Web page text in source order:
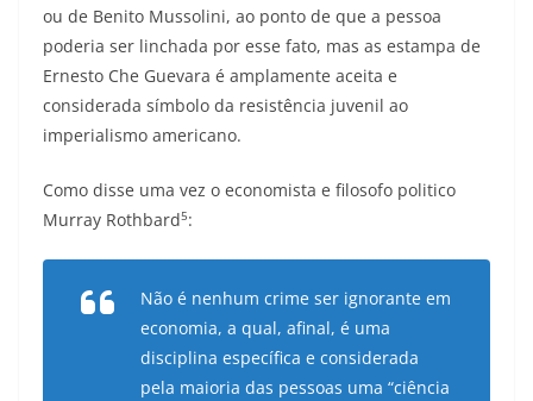
ou de Benito Mussolini, ao ponto de que a pessoa
poderia ser linchada por esse fato, mas as estampa de
Ernesto Che Guevara é amplamente aceita e
considerada símbolo da resistência juvenil ao
imperialismo americano.
Como disse uma vez o economista e filosofo politico
Murray Rothbard5:
Não é nenhum crime ser ignorante em
economia, a qual, afinal, é uma
disciplina específica e considerada
pela maioria das pessoas uma “ciência